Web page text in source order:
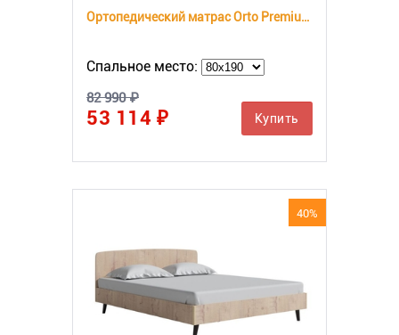
Ортопедический матрас Orto Premium Hard
Спальное место:
82 990 ₽
53 114 ₽ Купить
40%